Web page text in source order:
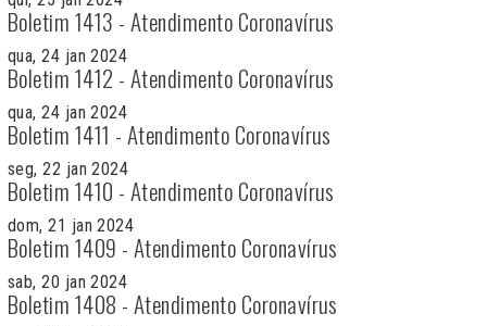
Boletim 1413 - Atendimento Coronavírus
qua, 24 jan 2024
Boletim 1412 - Atendimento Coronavírus
qua, 24 jan 2024
Boletim 1411 - Atendimento Coronavírus
seg, 22 jan 2024
Boletim 1410 - Atendimento Coronavírus
dom, 21 jan 2024
Boletim 1409 - Atendimento Coronavírus
sab, 20 jan 2024
Boletim 1408 - Atendimento Coronavírus